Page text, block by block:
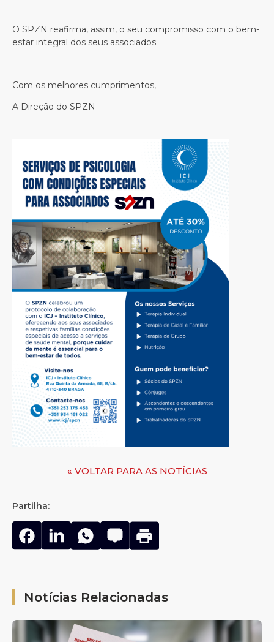
O SPZN reafirma, assim, o seu compromisso com o bem-
estar integral dos seus associados.
Com os melhores cumprimentos,
A Direção do SPZN
« VOLTAR PARA AS NOTÍCIAS
Partilha:
Notícias Relacionadas